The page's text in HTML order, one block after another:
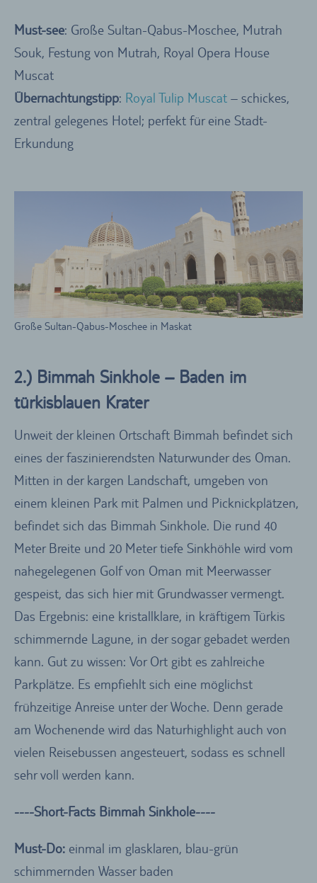
Must-see: Große Sultan-Qabus-Moschee, Mutrah
Souk, Festung von Mutrah, Royal Opera House
Muscat
Übernachtungstipp: Royal Tulip Muscat – schickes,
zentral gelegenes Hotel; perfekt für eine Stadt-
Erkundung
Große Sultan-Qabus-Moschee in Maskat
2.) Bimmah Sinkhole – Baden im
türkisblauen Krater
Unweit der kleinen Ortschaft Bimmah befindet sich
eines der faszinierendsten Naturwunder des Oman.
Mitten in der kargen Landschaft, umgeben von
einem kleinen Park mit Palmen und Picknickplätzen,
befindet sich das Bimmah Sinkhole. Die rund 40
Meter Breite und 20 Meter tiefe Sinkhöhle wird vom
nahegelegenen Golf von Oman mit Meerwasser
gespeist, das sich hier mit Grundwasser vermengt.
Das Ergebnis: eine kristallklare, in kräftigem Türkis
schimmernde Lagune, in der sogar gebadet werden
kann. Gut zu wissen: Vor Ort gibt es zahlreiche
Parkplätze. Es empfiehlt sich eine möglichst
frühzeitige Anreise unter der Woche. Denn gerade
am Wochenende wird das Naturhighlight auch von
vielen Reisebussen angesteuert, sodass es schnell
sehr voll werden kann.
----Short-Facts Bimmah Sinkhole----
Must-Do: einmal im glasklaren, blau-grün
schimmernden Wasser baden